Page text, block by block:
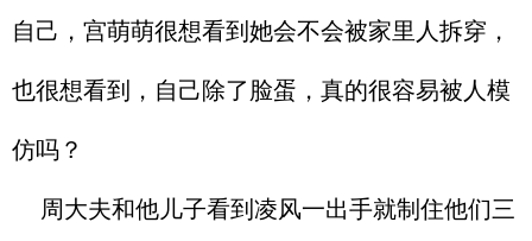
自己，宫萌萌很想看到她会不会被家里人拆穿，
也很想看到，自己除了脸蛋，真的很容易被人模
仿吗？
周大夫和他儿子看到凌风一出手就制住他们三